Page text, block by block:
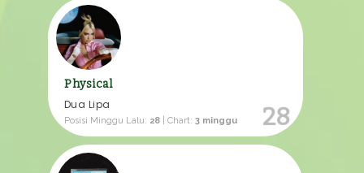
Physical
Dua Lipa
Posisi Minggu Lalu: 28 | Chart: 3 minggu 28